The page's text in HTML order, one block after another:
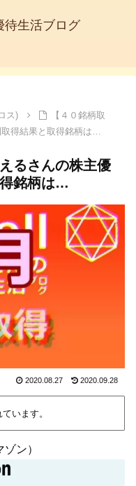
待生活ブログ
ス)
【４０銘柄取
得結果と取得銘柄は…
るさんの株主優
銘柄は…
2020.08.27 2020.09.28
います。
ン）